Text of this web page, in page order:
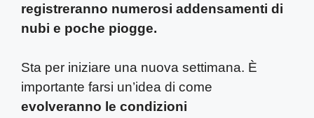
registreranno numerosi addensamenti di
nubi e poche piogge.
Sta per iniziare una nuova settimana. È
importante farsi un’idea di come
evolveranno le condizioni